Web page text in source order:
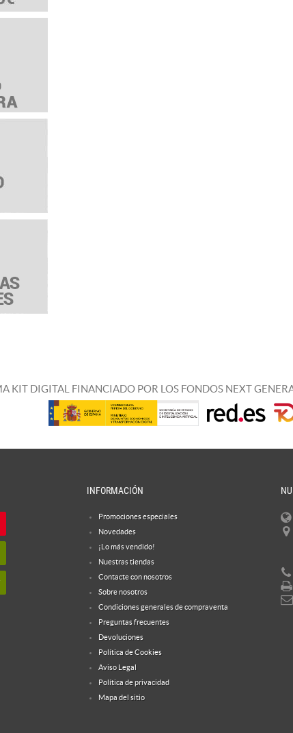
KIT DIGITAL FINANCIADO POR LOS FONDOS NEXT
INFORMACIÓN
Promociones especiales
Novedades
¡Lo más vendido!
Nuestras tiendas
Contacte con nosotros
Sobre nosotros
Condiciones generales de compraventa
Preguntas frecuentes
Devoluciones
Política de Cookies
Aviso Legal
Política de privacidad
Mapa del sitio